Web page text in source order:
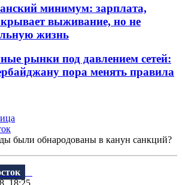
минимум: зарплата,
выживание, но не
жизнь
рынки под давлением сетей:
пора менять правила
были обнародованы в канун санкций?
18:25